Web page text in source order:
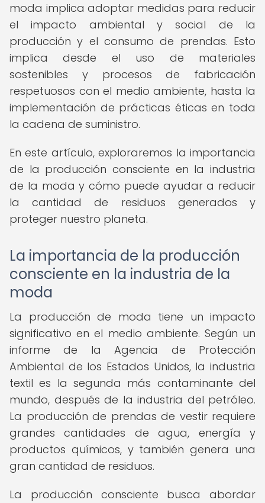
moda implica adoptar medidas para reducir
el impacto ambiental y social de la
producción y el consumo de prendas. Esto
implica desde el uso de materiales
sostenibles y procesos de fabricación
respetuosos con el medio ambiente, hasta la
implementación de prácticas éticas en toda
la cadena de suministro.
En este artículo, exploraremos la importancia
de la producción consciente en la industria
de la moda y cómo puede ayudar a reducir
la cantidad de residuos generados y
proteger nuestro planeta.
La importancia de la producción
consciente en la industria de la
moda
La producción de moda tiene un impacto
significativo en el medio ambiente. Según un
informe de la Agencia de Protección
Ambiental de los Estados Unidos, la industria
textil es la segunda más contaminante del
mundo, después de la industria del petróleo.
La producción de prendas de vestir requiere
grandes cantidades de agua, energía y
productos químicos, y también genera una
gran cantidad de residuos.
La producción consciente busca abordar